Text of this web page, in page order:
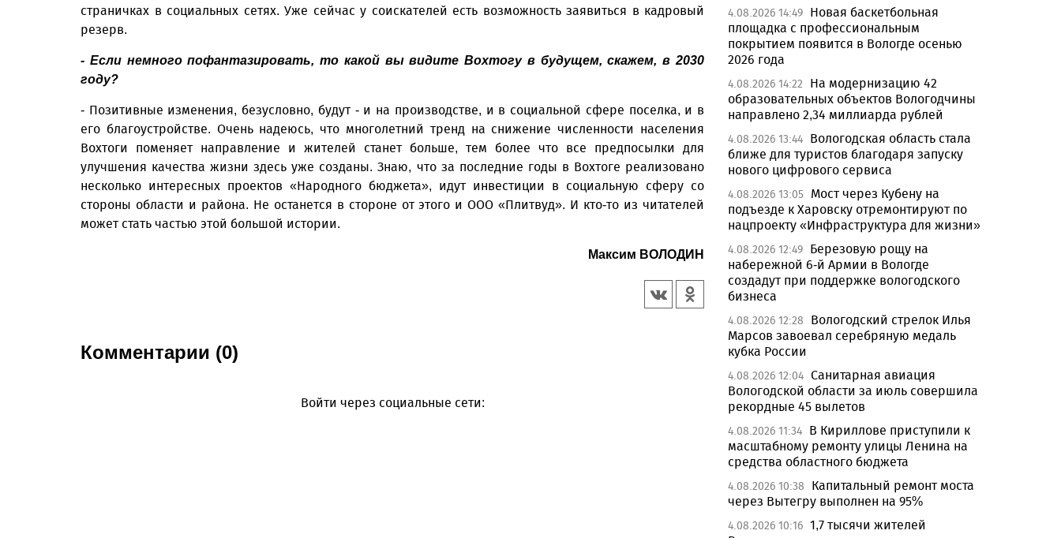
страничках в социальных сетях. Уже сейчас у соискателей есть возможность заявиться в кадровый
резерв.
- Если немного пофантазировать, то какой вы видите Вохтогу в будущем, скажем, в 2030
году?
- Позитивные изменения, безусловно, будут - и на производстве, и в социальной сфере поселка, и в
его благоустройстве. Очень надеюсь, что многолетний тренд на снижение численности населения
Вохтоги поменяет направление и жителей станет больше, тем более что все предпосылки для
улучшения качества жизни здесь уже созданы. Знаю, что за последние годы в Вохтоге реализовано
несколько интересных проектов «Народного бюджета», идут инвестиции в социальную сферу со
стороны области и района. Не останется в стороне от этого и ООО «Плитвуд». И кто-то из читателей
может стать частью этой большой истории.
Максим ВОЛОДИН
Комментарии (0)
Войти через социальные сети:
4.08.2026 14:49 Новая баскетбольная
площадка с профессиональным
покрытием появится в Вологде осенью
2026 года
4.08.2026 14:22
На модернизацию 42
образовательных объектов Вологодчины
направлено 2,34 миллиарда рублей
4.08.2026 13:44 Вологодская область стала
ближе для туристов благодаря запуску
нового цифрового сервиса
4.08.2026 13:05 Мост через Кубену на
подъезде к Харовску отремонтируют по
нацпроекту «Инфраструктура для жизни»
4.08.2026 12:49 Березовую рощу на
набережной 6-й Армии в Вологде
создадут при поддержке вологодского
бизнеса
4.08.2026 12:28
Вологодский стрелок Илья
Марсов завоевал серебряную медаль
кубка России
4.08.2026 12:04 Санитарная авиация
Вологодской области за июль совершила
рекордные 45 вылетов
4.08.2026 11:34 В Кириллове приступили к
масштабному ремонту улицы Ленина на
средства областного бюджета
4.08.2026 10:38
Капитальный ремонт моста
через Вытегру выполнен на 95%
4.08.2026 10:16 1,7 тысячи жителей